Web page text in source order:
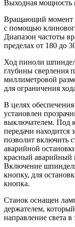
Выходная мощность
Вращающий момент с
с помощью
Диапазон частоты
пределах от 180 до
Ход пиноли
глубины сверления
миллиметровой
для ограничения
В целях
установлен
выключателем. Под
передачи
позволит включить
аварийной
красный аварийный
Включение
кнопку, для
кнопка.
Станок оснащен
держателем,
направление света в